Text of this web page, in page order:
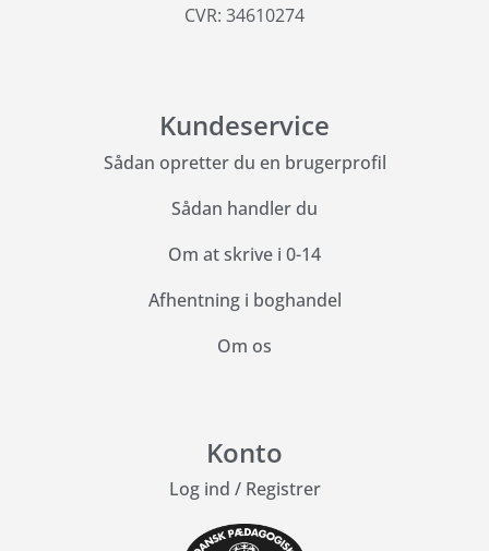
CVR: 34610274
Kundeservice
Sådan opretter du en brugerprofil
Sådan handler du
Om at skrive i 0-14
Afhentning i boghandel
Om os
Konto
Log ind / Registrer